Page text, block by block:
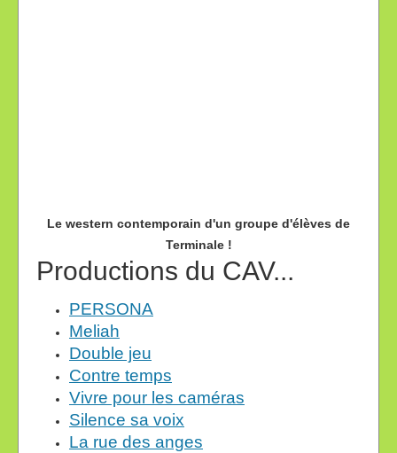
Le western contemporain d'un groupe d'élèves de
Terminale !
Productions du CAV...
PERSONA
Meliah
Double jeu
Contre temps
Vivre pour les caméras
Silence sa voix
La rue des anges